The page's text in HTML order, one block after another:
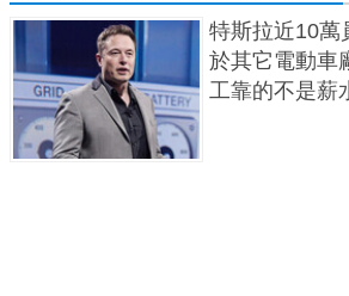
特斯拉近10萬
於其它電動車
工靠的不是薪